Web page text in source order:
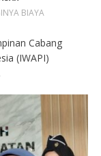
BIAYA
Cabang
(IWAPI)